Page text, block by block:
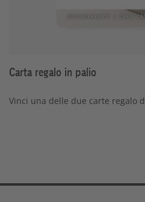
Carta regalo in palio
Vinci una delle due carte regalo